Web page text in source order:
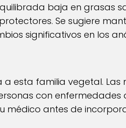
baja en grasas
Se sugiere
significativos en los
esta familia vegetal. Las
con enfermedades
médico antes de